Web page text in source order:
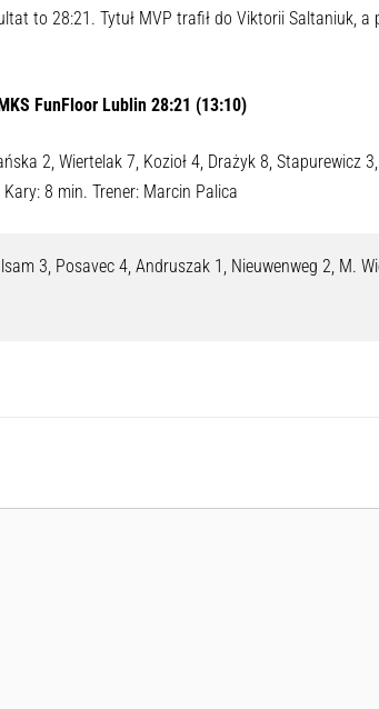
to 28:21. Tytuł MVP trafił do Viktorii Saltaniuk,
FunFloor Lublin 28:21 (13:10)
2, Wiertelak 7, Kozioł 4, Drażyk 8, Stapurewicz
8 min. Trener: Marcin Palica
3, Posavec 4, Andruszak 1, Nieuwenweg 2, M.